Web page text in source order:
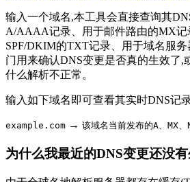
输入一个域名,本工具会直接查询其
A/AAAA记录、用于邮件路由的MX记
SPF/DKIM的TXT记录、用于域名服
门用来确认DNS变更是否真的生效了,
什么解析不正常。
输入如下域名即可查看其实时DNS记
example.com → 该域名当前发布的A、MX
为什么我最近的DNS变更还没